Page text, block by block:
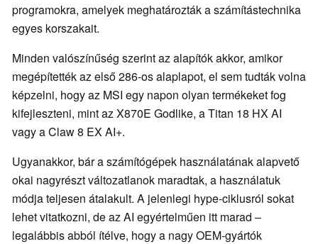
programokra, amelyek meghatározták a számítástechnika
egyes korszakait.
Minden valószínűség szerint az alapítók akkor, amikor
megépítették az első 286-os alaplapot, el sem tudták volna
képzelni, hogy az MSI egy napon olyan termékeket fog
kifejleszteni, mint az X870E Godlike, a Titan 18 HX AI
vagy a Claw 8 EX AI+.
Ugyanakkor, bár a számítógépek használatának alapvető
okai nagyrészt változatlanok maradtak, a használatuk
módja teljesen átalakult. A jelenlegi hype-ciklusról sokat
lehet vitatkozni, de az AI egyértelműen itt marad –
legalábbis abból ítélve, hogy a nagy OEM-gyártók